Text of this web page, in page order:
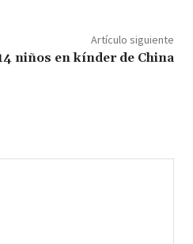
Artículo siguiente
niños en kínder de China